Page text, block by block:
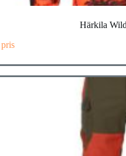
Härkila